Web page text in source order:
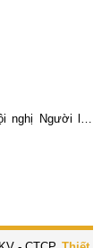
nghị Người lao